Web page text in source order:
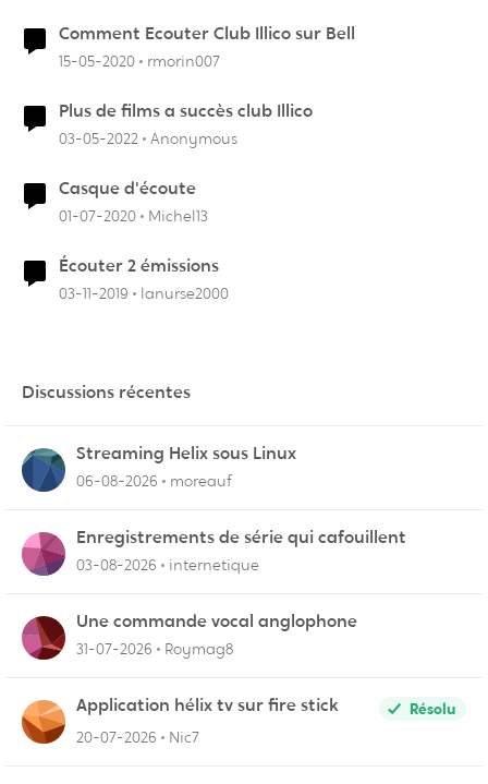
Comment Ecouter Club Illico sur Bell
15-05-2020 rmorin007
Plus de films a succès club Illico
03-05-2022 Anonymous
Casque d'écoute
01-07-2020 Michel13
Écouter 2 émissions
03-11-2019 lanurse2000
Discussions récentes
Streaming Helix sous Linux
06-08-2026 moreauf
Enregistrements de série qui cafouillent
03-08-2026 internetique
Une commande vocal anglophone
31-07-2026 Roymag8
Application hélix tv sur fire stick
Résolu
20-07-2026
Nic7